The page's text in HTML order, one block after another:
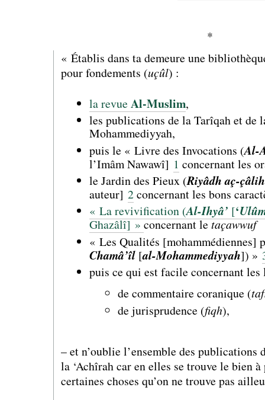
*
« Établis dans ta demeure une
pour fondements (uçûl) :
la revue Al-Muslim,
les publications de la Tarîqah et de
Mohammediyyah,
puis le « Livre des Invocations (Al-
l’Imâm Nawawî] 1 concernant les
le Jardin des Pieux (Riyâdh aç-
auteur] 2concernant les bons
« La revivification (Al-Ihyâ’ [‘
Ghazâlî] »concernant letaçawwuf
« Les Qualités [mohammédiennes]
Chamâ’îl [al-Mohammediyyah]) »
puis ce qui est facile concernant
de commentaire coranique (
de jurisprudence (fiqh),
– et n’oublie l’ensemble des publications
la ‘Achîrah car en elles se trouve le bien
certaines choses qu’on ne trouve pas